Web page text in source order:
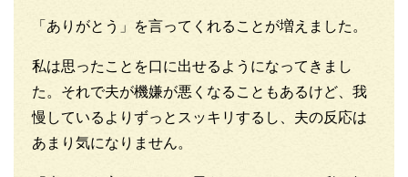
「ありがとう」を言ってくれることが増えました。
私は思ったことを口に出せるようになってきまし
た。それで夫が機嫌が悪くなることもあるけど、我
慢しているよりずっとスッキリするし、夫の反応は
あまり気になりません。